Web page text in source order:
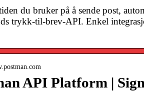
du bruker på å sende post,
trykk-til-brev-API. Enkel
API Platform |